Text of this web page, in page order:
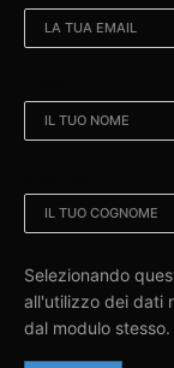
Selezionando
all'utilizzo dei dati
dal modulo stesso.